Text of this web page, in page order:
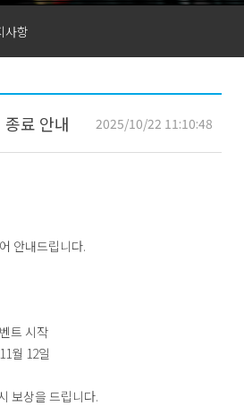
사항
료 안내 2025/10/22 11:10:48
안내드립니다.
트 시작
월 12일
보상을 드립니다.